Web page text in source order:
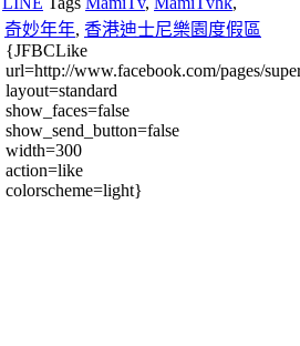
奇妙年年, 香港迪士尼樂園度假區
{JFBCLike
url=http://www.facebook.com/pages/
layout=standard
show_faces=false
show_send_button=false
width=300
action=like
colorscheme=light}